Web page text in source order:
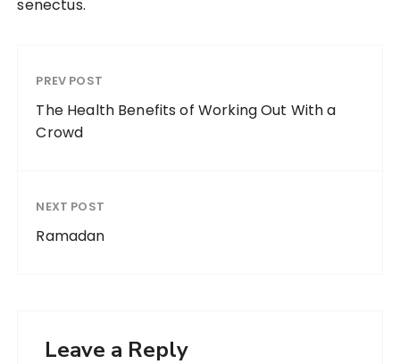
senectus.
PREV POST
The Health Benefits of Working Out With a
Crowd
NEXT POST
Ramadan
Leave a Reply